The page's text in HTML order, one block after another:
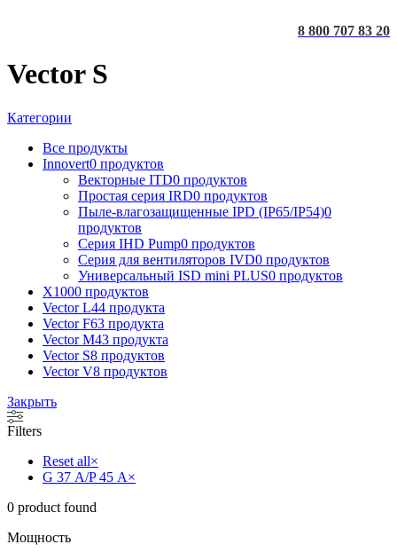
8 800 707 83 20
Vector S
Категории
Все продукты
Innovert0 продуктов
Векторные ITD0 продуктов
Простая серия IRD0 продуктов
Пыле-влагозащищенные IPD (IP65/IP54)0
продуктов
Серия IHD Pump0 продуктов
Серия для вентиляторов IVD0 продуктов
Универсальный ISD mini PLUS0 продуктов
X1000 продуктов
Vector L44 продукта
Vector F63 продукта
Vector M43 продукта
Vector S8 продуктов
Vector V8 продуктов
Закрыть
Filters
Reset all×
G 37 А/P 45 А×
0 product found
Мощность